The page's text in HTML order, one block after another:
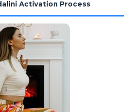
Activation Process